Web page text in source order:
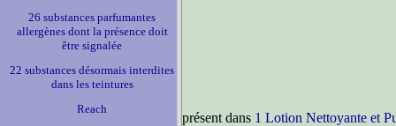
26 substances parfumantes
allergènes dont la présence doit
être signalée
22 substances désormais interdites
dans les teintures
Reach
présent dans 1 Lotion Nettoyante et